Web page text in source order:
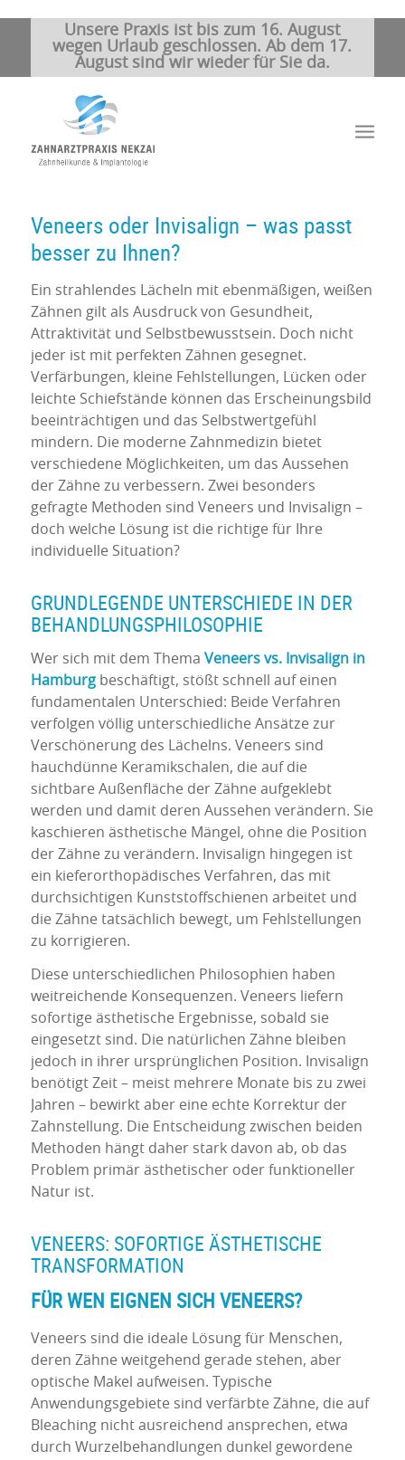
Unsere Praxis ist bis zum 16. August
wegen Urlaub geschlossen. Ab dem 17.
August sind wir wieder für Sie da.
Veneers oder Invisalign – was passt
besser zu Ihnen?
Ein strahlendes Lächeln mit ebenmäßigen, weißen
Zähnen gilt als Ausdruck von Gesundheit,
Attraktivität und Selbstbewusstsein. Doch nicht
jeder ist mit perfekten Zähnen gesegnet.
Verfärbungen, kleine Fehlstellungen, Lücken oder
leichte Schiefstände können das Erscheinungsbild
beeinträchtigen und das Selbstwertgefühl
mindern. Die moderne Zahnmedizin bietet
verschiedene Möglichkeiten, um das Aussehen
der Zähne zu verbessern. Zwei besonders
gefragte Methoden sind Veneers und Invisalign –
doch welche Lösung ist die richtige für Ihre
individuelle Situation?
GRUNDLEGENDE UNTERSCHIEDE IN DER
BEHANDLUNGSPHILOSOPHIE
Wer sich mit dem Thema Veneers vs. Invisalign in
Hamburgbeschäftigt, stößt schnell auf einen
fundamentalen Unterschied: Beide Verfahren
verfolgen völlig unterschiedliche Ansätze zur
Verschönerung des Lächelns. Veneers sind
hauchdünne Keramikschalen, die auf die
sichtbare Außenfläche der Zähne aufgeklebt
werden und damit deren Aussehen verändern. Sie
kaschieren ästhetische Mängel, ohne die Position
der Zähne zu verändern. Invisalign hingegen ist
ein kieferorthopädisches Verfahren, das mit
durchsichtigen Kunststoffschienen arbeitet und
die Zähne tatsächlich bewegt, um Fehlstellungen
zu korrigieren.
Diese unterschiedlichen Philosophien haben
weitreichende Konsequenzen. Veneers liefern
sofortige ästhetische Ergebnisse, sobald sie
eingesetzt sind. Die natürlichen Zähne bleiben
jedoch in ihrer ursprünglichen Position. Invisalign
benötigt Zeit – meist mehrere Monate bis zu zwei
Jahren – bewirkt aber eine echte Korrektur der
Zahnstellung. Die Entscheidung zwischen beiden
Methoden hängt daher stark davon ab, ob das
Problem primär ästhetischer oder funktioneller
Natur ist.
VENEERS: SOFORTIGE ÄSTHETISCHE
TRANSFORMATION
FÜR WEN EIGNEN SICH VENEERS?
Veneers sind die ideale Lösung für Menschen,
deren Zähne weitgehend gerade stehen, aber
optische Makel aufweisen. Typische
Anwendungsgebiete sind verfärbte Zähne, die auf
Bleaching nicht ausreichend ansprechen, etwa
durch Wurzelbehandlungen dunkel gewordene